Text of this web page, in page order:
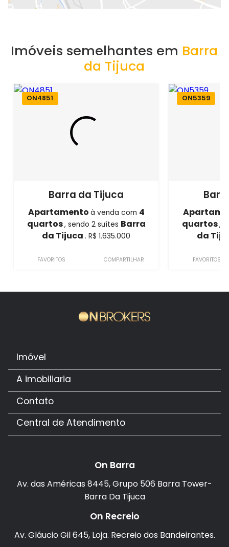
Imóveis semelhantes em Barra
da Tijuca
ON4851
Barra da Tijuca
Apartamento à venda com 4
quartos, sendo 2 suítes Barra
da Tijuca. R$ 1.635.000
FAVORITOS COMPARTILHAR
ON5359
quartos,
da
FAVORITOS
Imóvel
A imobiliaria
Contato
Central de Atendimento
On Barra
Av. das Américas 8445, Grupo 506 Barra Tower-
Barra Da Tijuca
On Recreio
Av. Gláucio Gil 645, Loja. Recreio dos Bandeirantes.